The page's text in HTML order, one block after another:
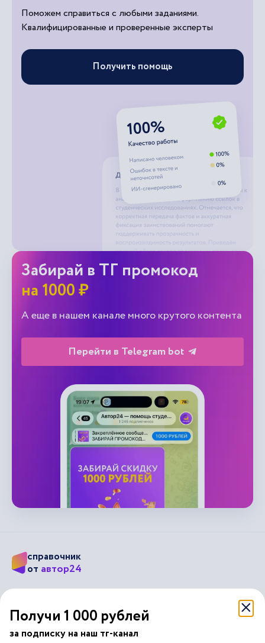
Поможем справиться с любыми заданиями.
Квалифицированные и проверенные эксперты
Получить помощь
Забирай в ТГ промокод
на 1000 ₽
А еще в нашем канале много крутого контента
Перейти в Telegram bot
справочник
от автор24
Научные статьи
Получи 1 000 рублей
за подписку на наш тг-канал